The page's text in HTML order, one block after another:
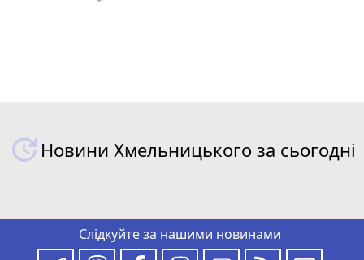
Новини Хмельницького за сьогодні
Слідкуйте за нашими новинами